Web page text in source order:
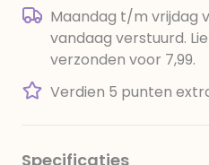
Maandag t/m vrijdag
vandaag verstuurd.
verzonden voor 7,99.
Verdien 5 punten
Specificaties